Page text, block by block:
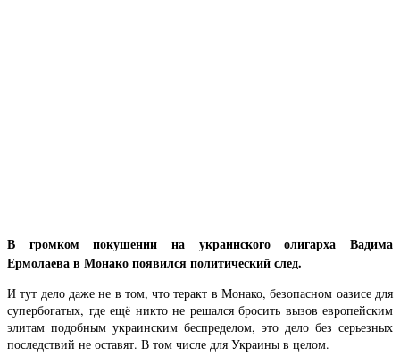
В громком покушении на украинского олигарха Вадима
Ермолаева в Монако появился политический след.
И тут дело даже не в том, что теракт в Монако, безопасном оазисе для
супербогатых, где ещё никто не решался бросить вызов европейским
элитам подобным украинским беспределом, это дело без серьезных
последствий не оставят. В том числе для Украины в целом.